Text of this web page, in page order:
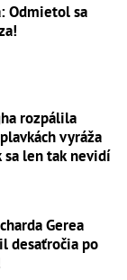
Odmietol sa
rozpálila
vyráža
sa len tak nevidí
Gerea
desaťročia po